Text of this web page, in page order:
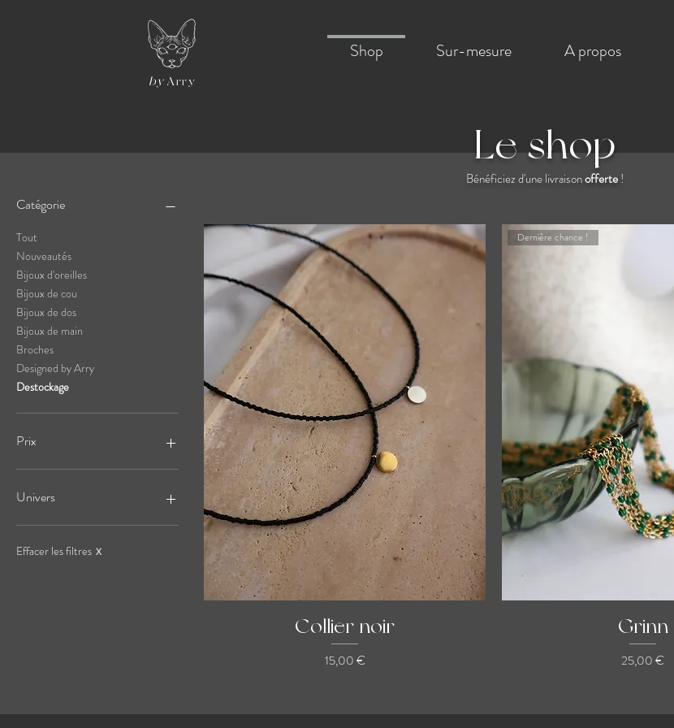
by Arry
Shop Sur-mesure A propos
Catégorie
Tout
Nouveautés
Bijoux d'oreilles
Bijoux de cou
Bijoux de dos
Bijoux de main
Broches
Designed by Arry
Destockage
Prix
1 €
Univers
Les pierres naturelles
Les perles de culture
Effacer les filtres X
Collier noir
Prix
15,00 €
Dernière chance !
Grinn
Prix
25,00 €
Le shop
Bénéficiez d'une livraisonofferte!